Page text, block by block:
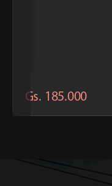
Gs. 185.000